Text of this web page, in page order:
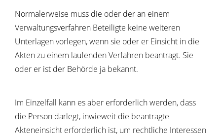
Normalerweise muss die oder der an einem
Verwaltungsverfahren Beteiligte keine weiteren
Unterlagen vorlegen, wenn sie oder er Einsicht in die
Akten zu einem laufenden Verfahren beantragt. Sie
oder er ist der Behörde ja bekannt.
Im Einzelfall kann es aber erforderlich werden, dass
die Person darlegt, inwieweit die beantragte
Akteneinsicht erforderlich ist, um rechtliche Interessen